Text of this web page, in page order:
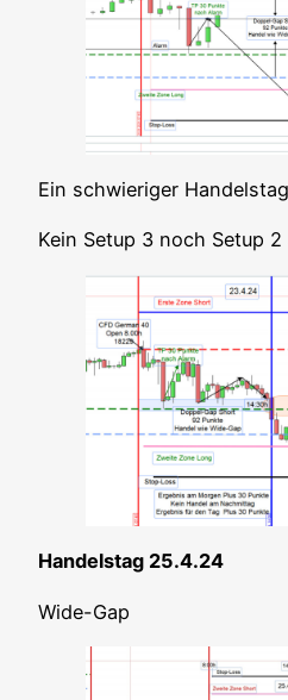
Ein schwie­ri­ger
Kein Set­up 3 noch Set­up
Han­dels­tag 25.4.24
Wide-Gap